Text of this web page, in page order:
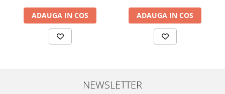
ADAUGA IN COS ADAUGA IN COS
NEWSLETTER